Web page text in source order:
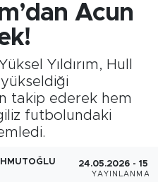
Acun
Yıldırım, Hull
takip ederek hem
futbolundaki
24.05.2026 -
YAYINLANMA
ve Fikstür